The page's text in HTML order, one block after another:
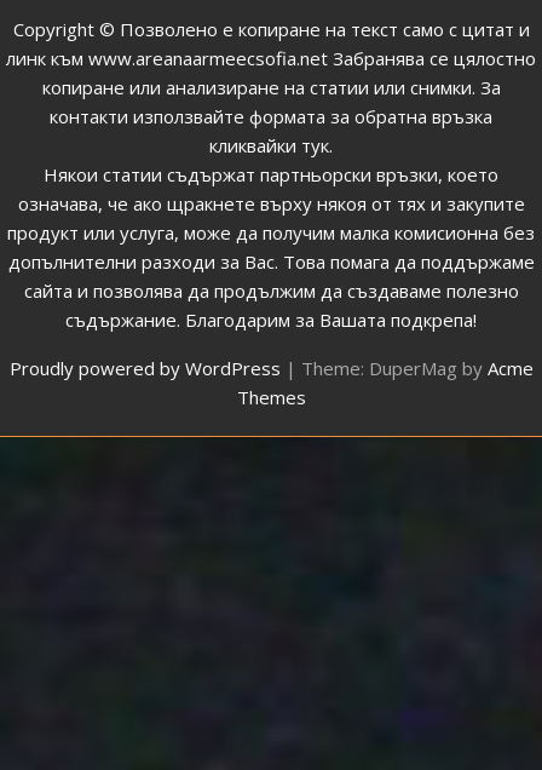
Copyright © Позволено е копиране на текст само с цитат и
линк към www.areanaarmeecsofia.net Забранява се цялостно
копиране или анализиране на статии или снимки. За
контакти използвайте формата за обратна връзка
кликвайки тук.
Някои статии съдържат партньорски връзки, което
означава, че ако щракнете върху някоя от тях и закупите
продукт или услуга, може да получим малка комисионна без
допълнителни разходи за Вас. Това помага да поддържаме
сайта и позволява да продължим да създаваме полезно
съдържание. Благодарим за Вашата подкрепа!
Proudly powered by WordPress | Theme: DuperMag by Acme
Themes